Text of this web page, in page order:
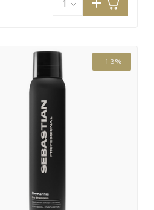
-13%